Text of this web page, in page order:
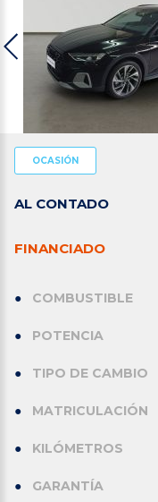
OCASIÓN
AL CONTADO
FINANCIADO
COMBUSTIBLE
POTENCIA
TIPO DE CAMBIO
MATRICULACIÓN
KILÓMETROS
GARANTÍA